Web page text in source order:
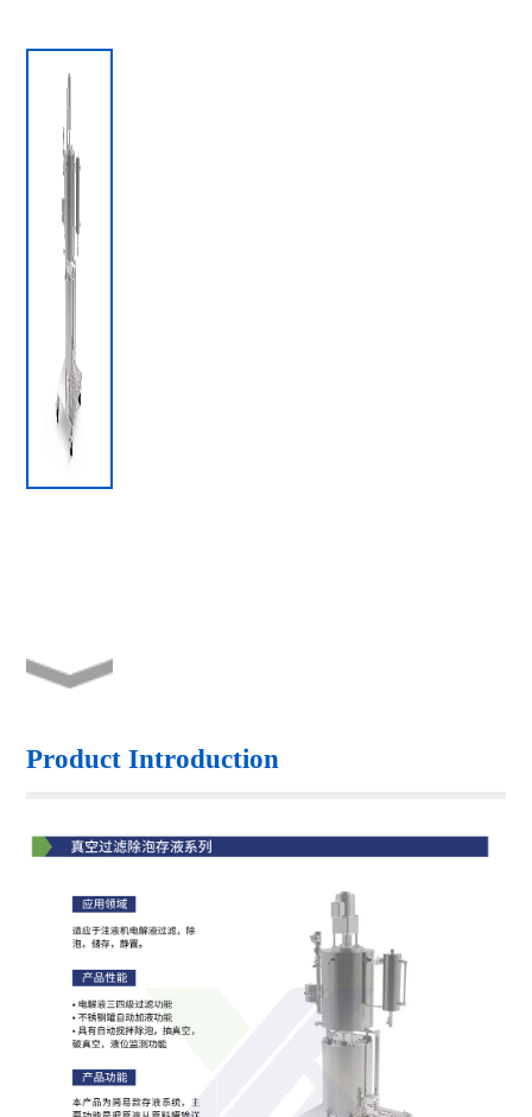
Product Introduction